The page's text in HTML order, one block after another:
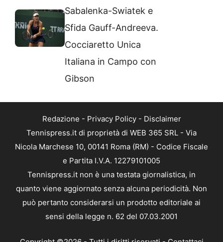
Sabalenka-Swiatek e
Sfida Gauff-Andreeva.
Cocciaretto Unica
Italiana in Campo con
Gibson
Redazione - Privacy Policy- Disclaimer
Tennispress.it di proprietà di WEB 365 SRL - Via
Nicola Marchese 10, 00141 Roma (RM) - Codice Fiscale
e Partita I.V.A. 12279101005
Tennispress.it non è una testata giornalistica, in
quanto viene aggiornato senza alcuna periodicità. Non
può pertanto considerarsi un prodotto editoriale ai
sensi della legge n. 62 del 07.03.2001